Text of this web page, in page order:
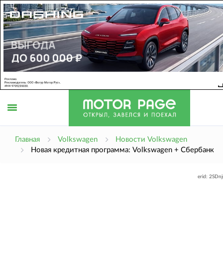
Главная Volkswagen
Новости Volkswagen
Новая кредитная программа: Volkswagen + Сбербанк
erid: